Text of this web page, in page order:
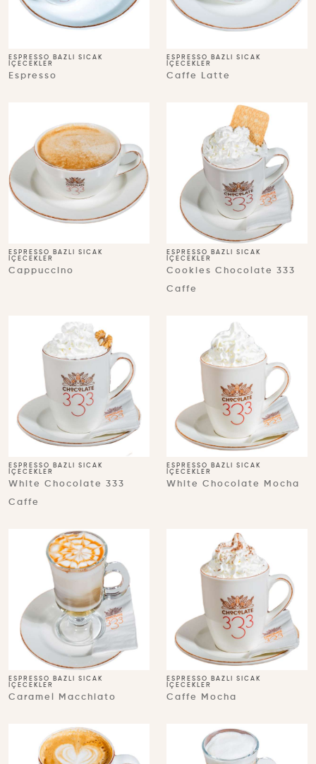
ESPRESSO BAZLI SICAK
İÇECEKLER
Espresso
ESPRESSO BAZLI SICAK
İÇECEKLER
Caffe Latte
ESPRESSO BAZLI SICAK
İÇECEKLER
Cappuccino
ESPRESSO BAZLI SICAK
İÇECEKLER
Cookies Chocolate 333
Caffe
ESPRESSO BAZLI SICAK
İÇECEKLER
White Chocolate 333
Caffe
ESPRESSO BAZLI SICAK
İÇECEKLER
White Chocolate Mocha
ESPRESSO BAZLI SICAK
İÇECEKLER
Caramel Macchiato
ESPRESSO BAZLI SICAK
İÇECEKLER
Caffe Mocha